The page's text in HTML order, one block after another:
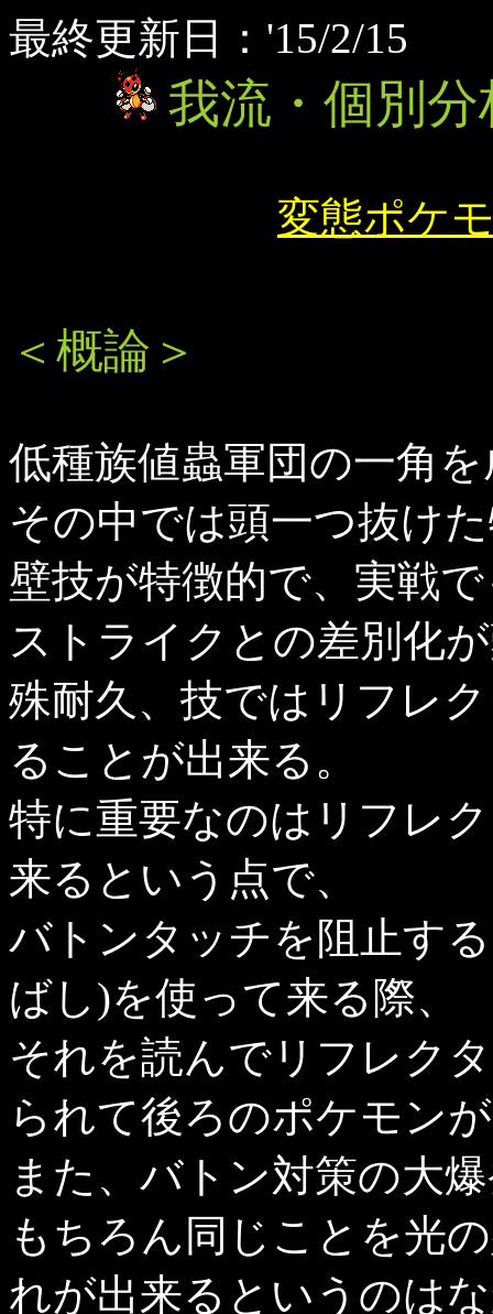
最終更新日：'15/2/15
我流・個別
変態ポケ
＜概論＞
低種族値蟲軍団の一角
その中では頭一つ抜け
壁技が特徴的で、実戦
ストライクとの差別化
殊耐久、技ではリフレ
ることが出来る。
特に重要なのはリフレ
来るという点で、
バトンタッチを阻止す
ばし)を使って来る際、
それを読んでリフレク
られて後ろのポケモン
また、バトン対策の大
もちろん同じことを光
れが出来るというのは